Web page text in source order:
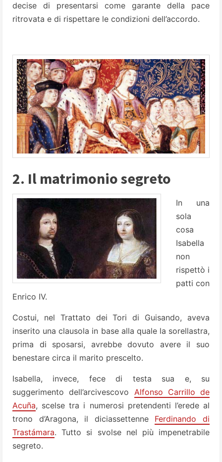
decise di presentarsi come garante della pace
ritrovata e di rispettare le condizioni dell’accordo.
2. Il matrimonio segreto
In una
sola
cosa
Isabella
non
rispettò i
patti con
Enrico IV.
Costui, nel Trattato dei Tori di Guisando, aveva
inserito una clausola in base alla quale la sorellastra,
prima di sposarsi, avrebbe dovuto avere il suo
benestare circa il marito prescelto.
Isabella, invece, fece di testa sua e, su
suggerimento dell’arcivescovo Alfonso Carrillo de
Acuña, scelse tra i numerosi pretendenti l’erede al
trono d’Aragona, il diciassettenne Ferdinando di
Trastámara. Tutto si svolse nel più impenetrabile
segreto.